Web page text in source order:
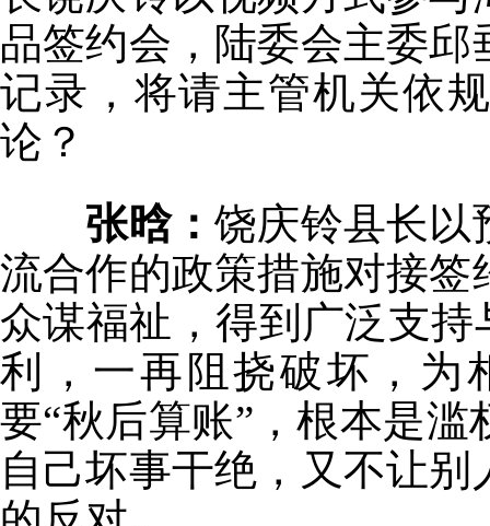
品签约会，陆委会主委
记录，将请主管机关依
论？
张晗：饶庆铃县长以
流合作的政策措施对接
众谋福祉，得到广泛支
利，一再阻挠破坏，为
要“秋后算账”，根本是
自己坏事干绝，又不让